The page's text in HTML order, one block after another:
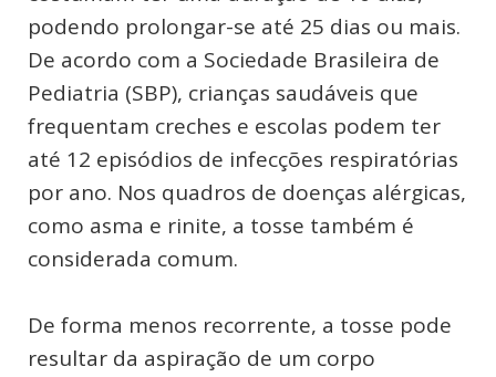
podendo prolongar-se até 25 dias ou mais.
De acordo com a Sociedade Brasileira de
Pediatria (SBP), crianças saudáveis que
frequentam creches e escolas podem ter
até 12 episódios de infecções respiratórias
por ano. Nos quadros de doenças alérgicas,
como asma e rinite, a tosse também é
considerada comum.
De forma menos recorrente, a tosse pode
resultar da aspiração de um corpo